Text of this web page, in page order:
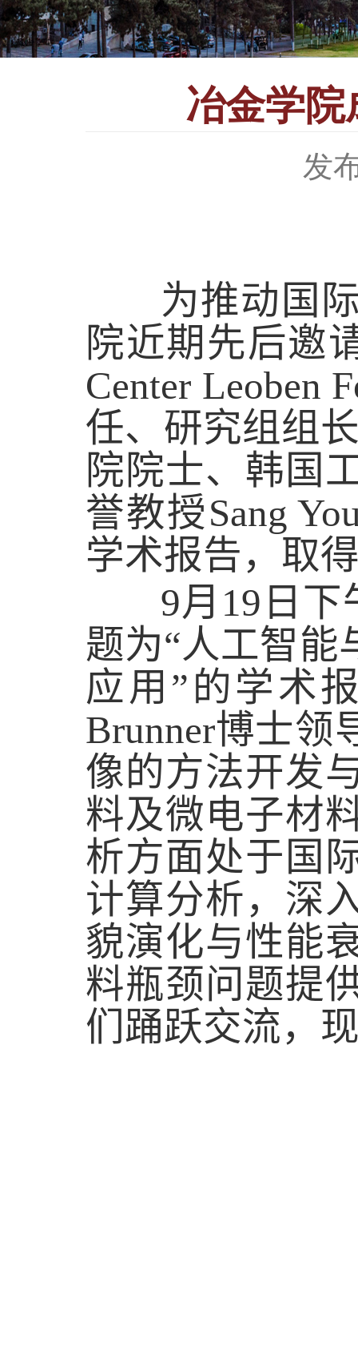
冶金学
发
为推动国际
院近期先后邀
Center Leoben
任、研究组组
院院士、韩国
誉教授Sang
学术报告，取
9月 19 日下
题为“人工智能
应用”的学术
Brunner博士领
像的方法开发
料及微电子材
析方面处于国
计算分析，深
貌演化与性能
料瓶颈问题提
们踊跃交流，